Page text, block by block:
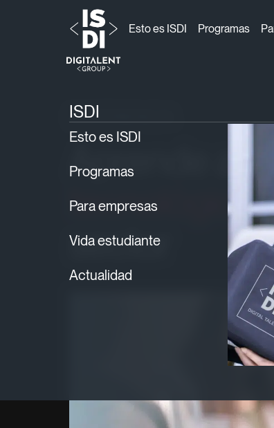
Esto es ISDI Programas
ISDI› Estudiar en ISDI
ISDI
Esto es ISDI
Programas
Para empresas
Vida estudiante
Actualidad
EXPERIENCIA
Aprende a
tecnológicas
sector